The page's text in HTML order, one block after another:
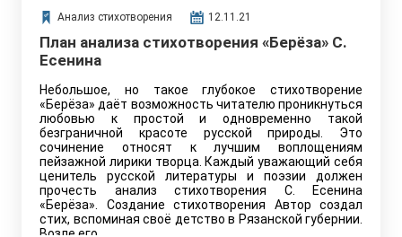
Анализ стихотворения 12.11.21
План анализа стихотворения «Берёза» С.
Есенина
Небольшое, но такое глубокое стихотворение
«Берёза» даёт возможность читателю проникнуться
любовью к простой и одновременно такой
безграничной красоте русской природы. Это
сочинение относят к лучшим воплощениям
пейзажной лирики творца. Каждый уважающий себя
ценитель русской литературы и поэзии должен
прочесть анализ стихотворения С. Есенина
«Берёза». Создание стихотворения Автор создал
стих, вспоминая своё детство в Рязанской губернии.
Возле его…